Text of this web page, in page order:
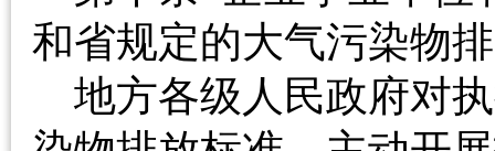
和省规定的大气污染
地方各级人民政府对